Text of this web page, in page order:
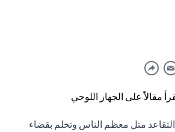
مثل معظم الناس وتحلم بقضاء